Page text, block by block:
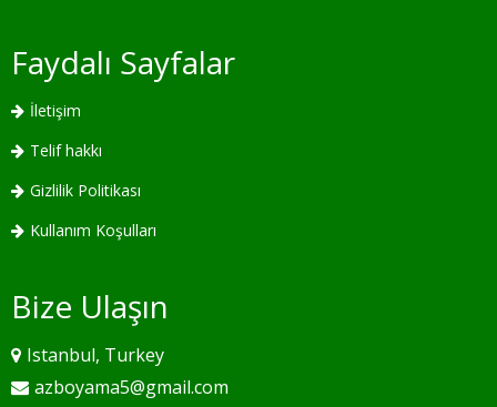
Faydalı Sayfalar
İletişim
Telif hakkı
Gizlilik Politikası
Kullanım Koşulları
Bize Ulaşın
Istanbul, Turkey
azboyama5@gmail.com